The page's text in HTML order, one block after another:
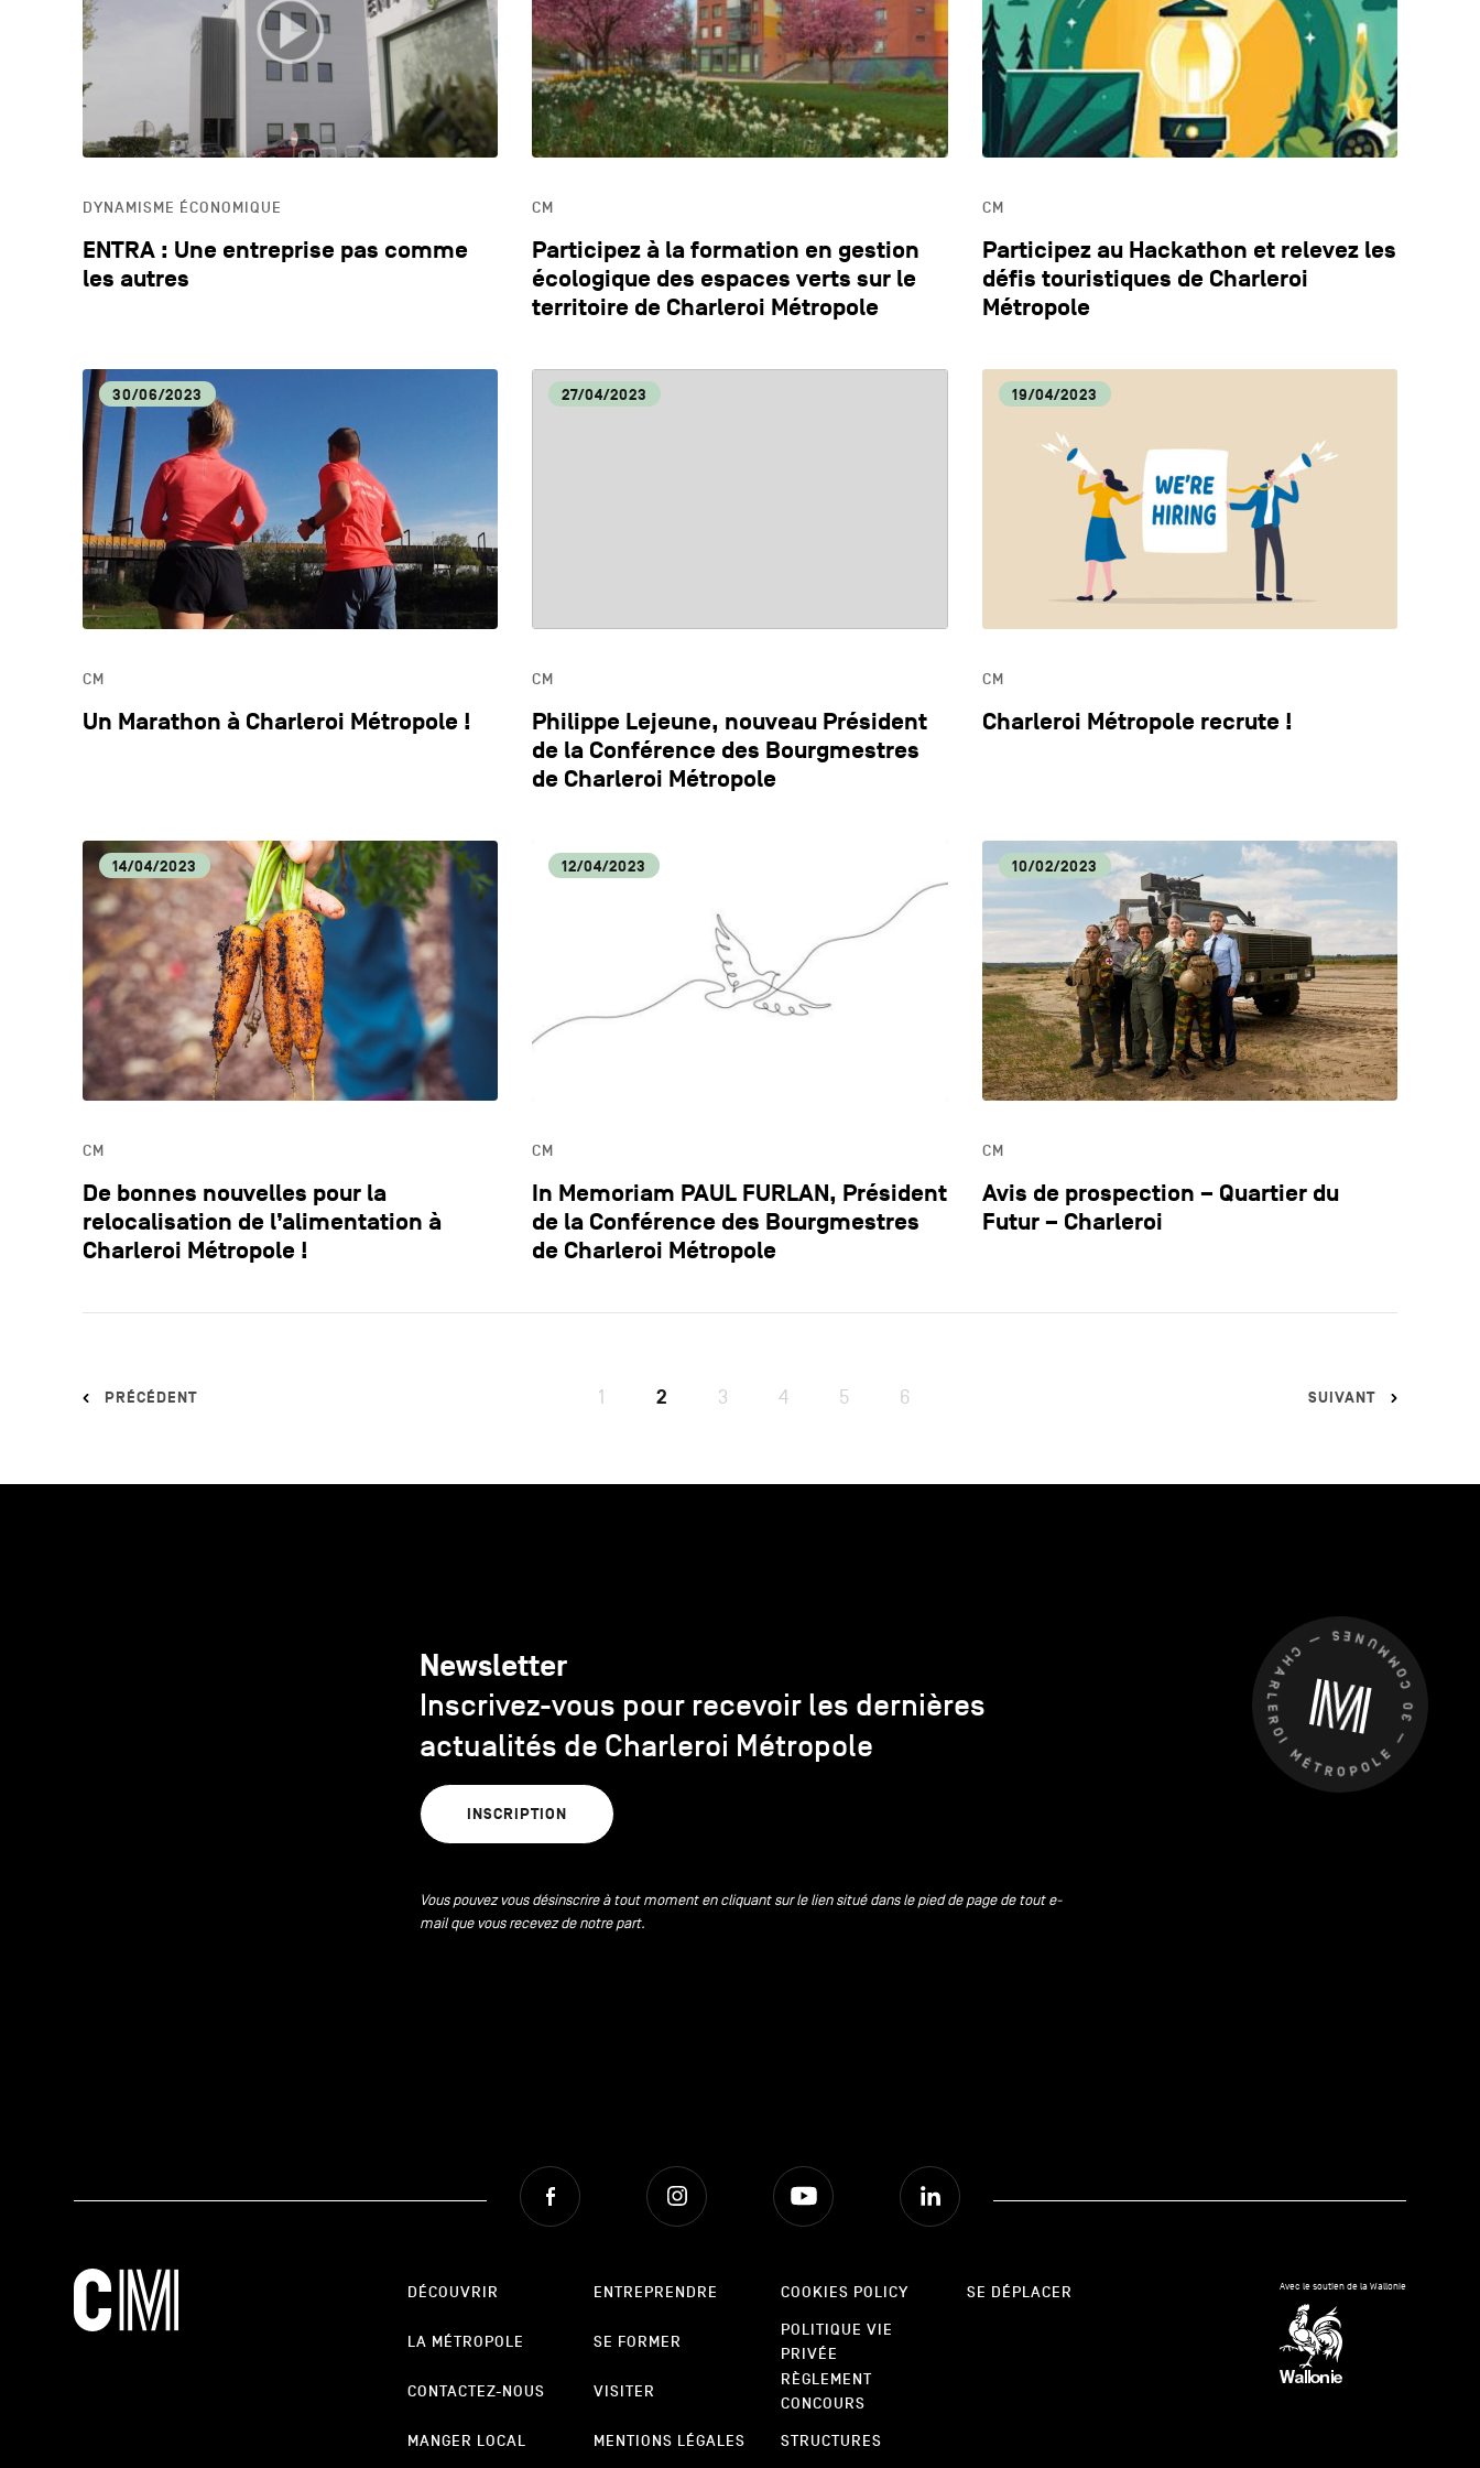
DYNAMISME ÉCONOMIQUE ECOLOGIE
EDUCATION HORECA
DYNAMISME ÉCONOMIQUE
ENTRA : Une entreprise pas comme
les autres
CM
Participez à la formation en gestion
écologique des espaces verts sur le
territoire de Charleroi Métropole
CM
Participez au Hackathon et relevez les
défis touristiques de Charleroi
Métropole
30/06/2023
CM
Un Marathon à Charleroi Métropole !
27/04/2023
CM
Philippe Lejeune, nouveau Président
de la Conférence des Bourgmestres
de Charleroi Métropole
19/04/2023
CM
Charleroi Métropole recrute !
14/04/2023
CM
De bonnes nouvelles pour la
relocalisation de l’alimentation à
Charleroi Métropole !
12/04/2023
CM
In Memoriam PAUL FURLAN, Président
de la Conférence des Bourgmestres
de Charleroi Métropole
10/02/2023
CM
Avis de prospection – Quartier du
Futur – Charleroi
PRÉCÉDENT 1 2 3 4 5 6 SUIVANT
CHARLEROI MÉTROPOLE — 30 COMMUNES —
Newsletter
Inscrivez-vous pour recevoir les dernières
actualités de Charleroi Métropole
INSCRIPTION
Vous pouvez vous désinscrire à tout moment en cliquant sur le lien situé dans le pied de page de tout e-
mail que vous recevez de notre part.
Facebook Instagram
DÉCOUVRIR
LA MÉTROPOLE
CONTACTEZ-NOUS
MANGER LOCAL
ENTREPRENDRE
SE FORMER
VISITER
MENTIONS LÉGALES
COOKIES POLICY
POLITIQUE VIE
PRIVÉE
RÈGLEMENT
CONCOURS
STRUCTURES
SE DÉPLACER Avec le soutien de la Wallonie